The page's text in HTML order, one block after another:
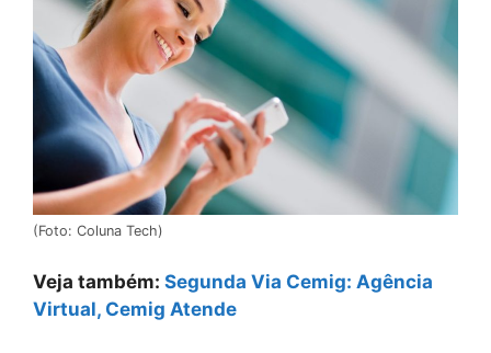
(Foto: Coluna Tech)
Veja também: Segunda Via Cemig: Agência
Virtual, Cemig Atende